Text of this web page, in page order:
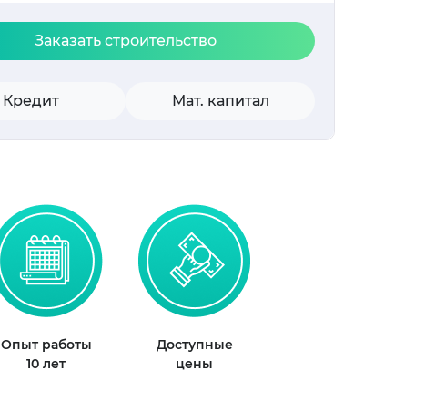
Заказать строительство
Кредит Мат. капитал
Опыт работы
10 лет
Доступные
цены